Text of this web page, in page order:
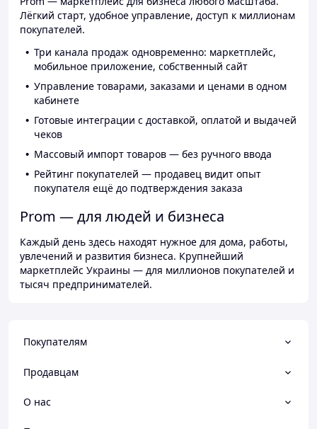
Лёгкий старт, удобное управление, доступ к миллионам
покупателей.
Три канала продаж одновременно: маркетплейс,
мобильное приложение, собственный сайт
Управление товарами, заказами и ценами в одном
кабинете
Готовые интеграции с доставкой, оплатой и выдачей
чеков
Массовый импорт товаров — без ручного ввода
Рейтинг покупателей — продавец видит опыт
покупателя ещё до подтверждения заказа
Prom — для людей и бизнеса
Каждый день здесь находят нужное для дома, работы,
увлечений и развития бизнеса. Крупнейший
маркетплейс Украины — для миллионов покупателей и
тысяч предпринимателей.
Покупателям
Продавцам
О нас